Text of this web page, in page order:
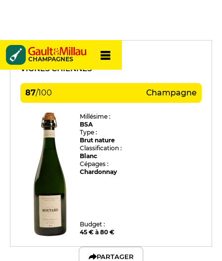
CHAMPAGNES
Moutard
VIGNES CHIENNES
87/100 Champagne
Millésime :
BSA
Type :
Brut nature
Classification :
Blanc
Cépages :
Chardonnay
Budget :
45 € à 80 €
PARTAGER